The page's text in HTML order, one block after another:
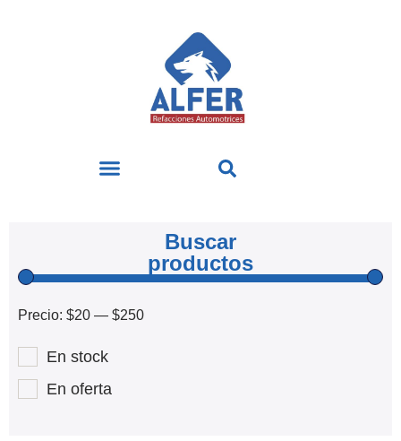
Buscar
productos
Precio: $20 — $250
En stock
En oferta